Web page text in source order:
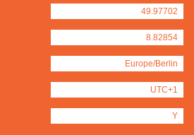
49.97702
8.82854
Europe/Berlin
UTC+1
Y